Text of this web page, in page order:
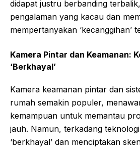
didapat justru berbanding
pengalaman yang kacau dan
mempertanyakan ‘kecanggihan’
Kamera Pintar dan Keamanan:
‘Berkhayal’
Kamera keamanan pintar dan
rumah semakin populer,
kemampuan untuk memantau
jauh. Namun, terkadang
‘berkhayal’ dan menciptakan